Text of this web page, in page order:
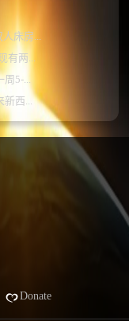
床房...
两...
5-...
新西...
Donate